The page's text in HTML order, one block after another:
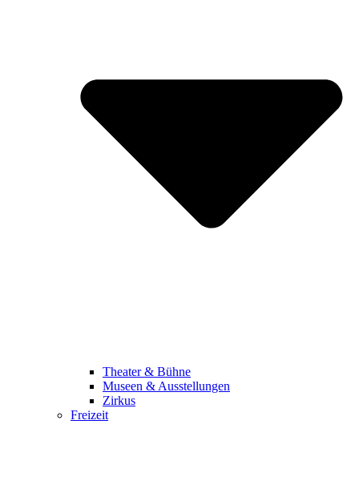
Theater & Bühne
Museen & Ausstellungen
Zirkus
Freizeit